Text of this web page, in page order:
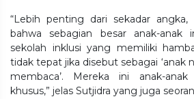
“Lebih penting dari sekadar angka,
bahwa sebagian besar anak-anak
sekolah inklusi yang memiliki
tidak tepat jika disebut sebagai ‘anak
membaca’. Mereka ini anak-
khusus,” jelas Sutjidra yang juga